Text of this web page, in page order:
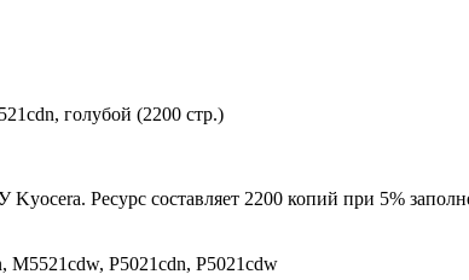
голубой (2200 стр.)
Ресурс составляет 2200 копий при 5%
M5521cdw, P5021cdn, P5021cdw